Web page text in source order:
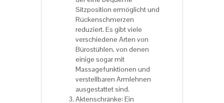
Sitzposition ermöglicht und
Rückenschmerzen
reduziert. Es gibt viele
verschiedene Arten von
Bürostühlen, von denen
einige sogar mit
Massagefunktionen und
verstellbaren Armlehnen
ausgestattet sind.
Aktenschränke: Ein